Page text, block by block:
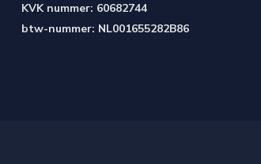
KVK nummer: 60682744
btw-nummer: NL001655282B86